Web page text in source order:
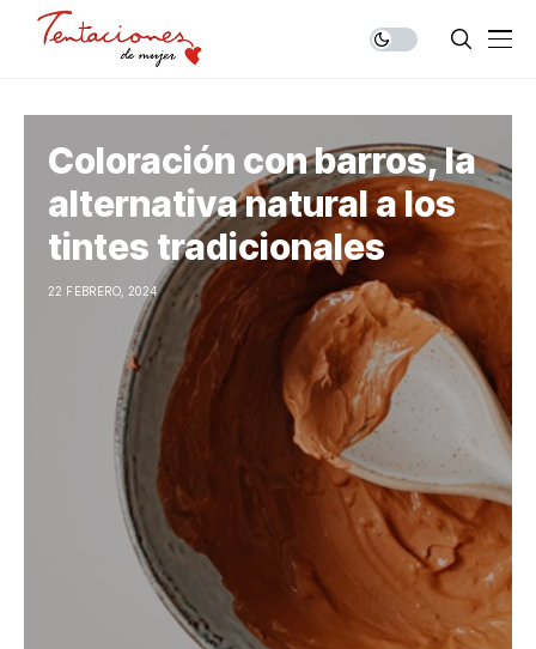
Coloración con barros, la
alternativa natural a los
tintes tradicionales
22 FEBRERO, 2024